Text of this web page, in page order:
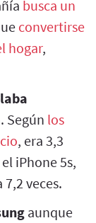
busca un
convertirse
hogar,
Según los
, era 3,3
iPhone 5s,
veces.
aunque